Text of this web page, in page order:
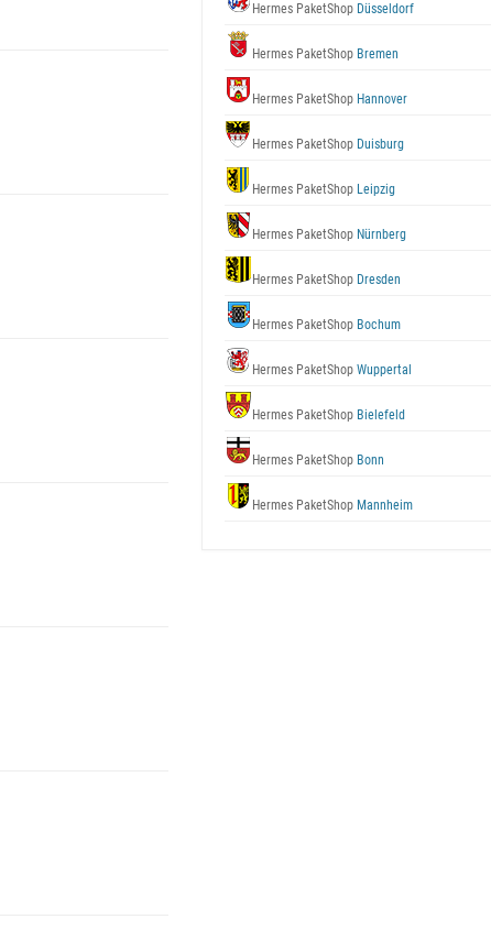
Hermes PaketShop Düsseldorf
Hermes PaketShop Bremen
Hermes PaketShop Hannover
Hermes PaketShop Duisburg
Hermes PaketShop Leipzig
Hermes PaketShop Nürnberg
Hermes PaketShop Dresden
Hermes PaketShop Bochum
Hermes PaketShop Wuppertal
Hermes PaketShop Bielefeld
Hermes PaketShop Bonn
Hermes PaketShop Mannheim